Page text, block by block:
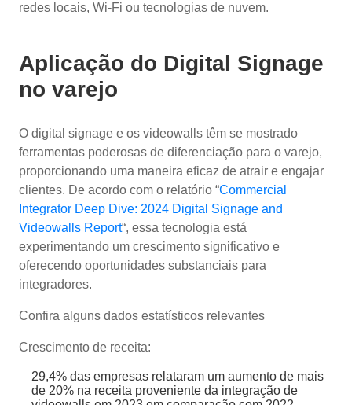
redes locais, Wi-Fi ou tecnologias de nuvem.
Aplicação do Digital Signage
no varejo
O digital signage e os videowalls têm se mostrado
ferramentas poderosas de diferenciação para o varejo,
proporcionando uma maneira eficaz de atrair e engajar
clientes. De acordo com o relatório “Commercial
Integrator Deep Dive: 2024 Digital Signage and
Videowalls Report“, essa tecnologia está
experimentando um crescimento significativo e
oferecendo oportunidades substanciais para
integradores.
Confira alguns dados estatísticos relevantes
Crescimento de receita:
29,4% das empresas relataram um aumento de mais
de 20% na receita proveniente da integração de